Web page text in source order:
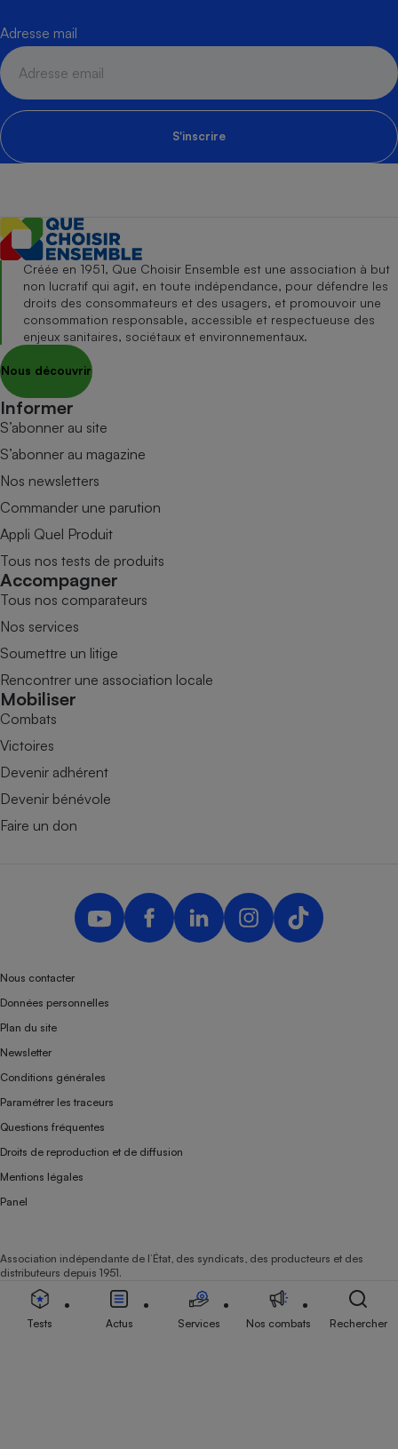
Adresse mail
S'inscrire
Créée en 1951, Que Choisir Ensemble est une association à but
non lucratif qui agit, en toute indépendance, pour défendre les
droits des consommateurs et des usagers, et promouvoir une
consommation responsable, accessible et respectueuse des
enjeux sanitaires, sociétaux et environnementaux.
Nous découvrir
Informer
S’abonner au site
S’abonner au magazine
Nos newsletters
Commander une parution
Appli Quel Produit
Tous nos tests de produits
Accompagner
Tous nos comparateurs
Nos services
Soumettre un litige
Rencontrer une association locale
Mobiliser
Combats
Victoires
Devenir adhérent
Devenir bénévole
Faire un don
Nous contacter
Données personnelles
Plan du site
Newsletter
Conditions générales
Paramétrer les traceurs
Questions fréquentes
Droits de reproduction et de diffusion
Mentions légales
Panel
Association indépendante de l’État, des syndicats, des producteurs et des
distributeurs depuis 1951.
Tests Actus Services Nos combats Rechercher